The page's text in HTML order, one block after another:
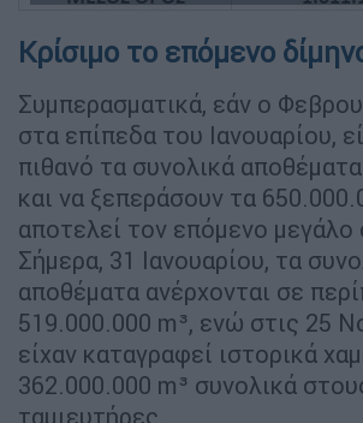
Κρίσιμο το επόμενο
Συμπερασματικά, εάν ο
στα επίπεδα του Ιανουαρίου,
πιθανό τα συνολικά
και να ξεπεράσουν τα
αποτελεί τον επόμενο μεγάλο
Σήμερα, 31 Ιανουαρίου, τα
αποθέματα ανέρχονται σε
519.000.000 m³, ενώ στις 25
είχαν καταγραφεί ιστορικά
362.000.000 m³ συνολικά
ταμιευτήρες.